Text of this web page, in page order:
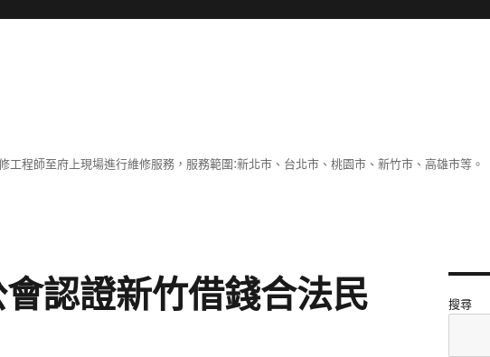
程師至府上現場進行維修服務，服務範圍:新北市、台北市、桃園市、新竹市、高雄市等。
認證新竹借錢合法民
搜尋